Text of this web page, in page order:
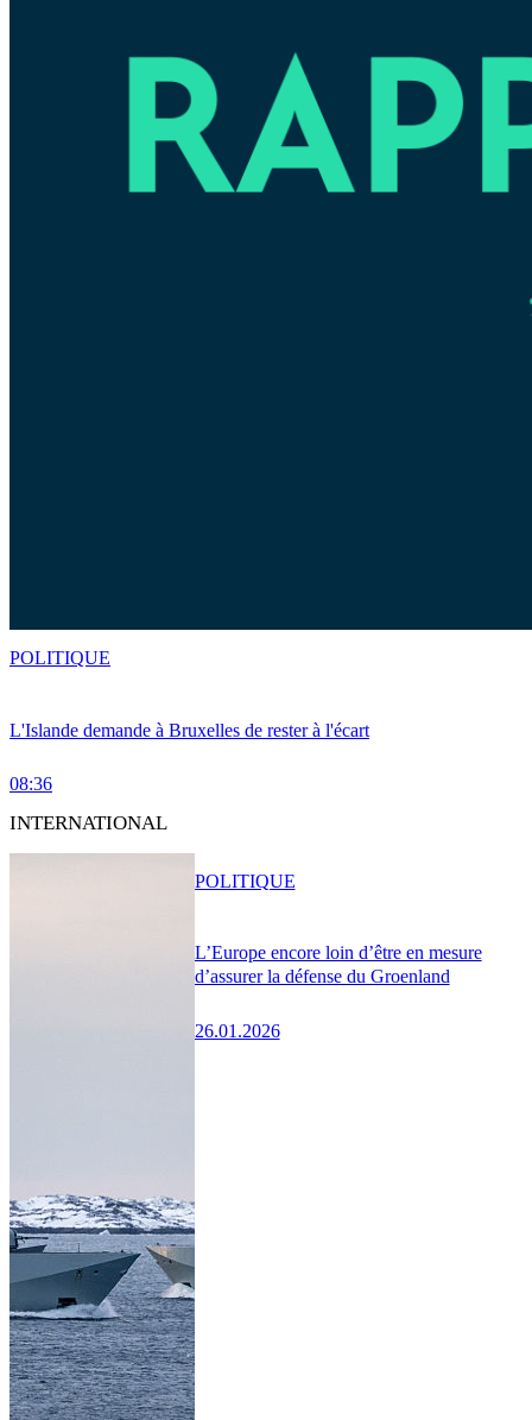
L'Islande demande à Bruxelles de rester à l'écart
08:36
POLITIQUE
INTERNATIONAL
L’Europe encore loin d’être en mesure
d’assurer la défense du Groenland
26.01.2026
POLITIQUE